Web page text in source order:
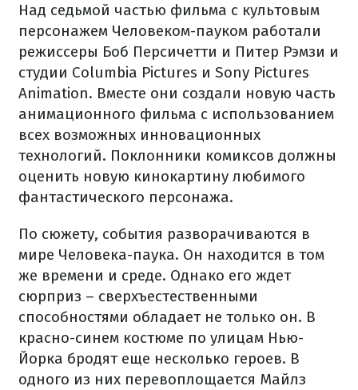
Над седьмой частью фильма с культовым
персонажем Человеком-пауком работали
режиссеры Боб Персичетти и Питер Рэмзи и
студии Columbia Pictures и Sony Pictures
Animation. Вместе они создали новую часть
анимационного фильма с использованием
всех возможных инновационных
технологий. Поклонники комиксов должны
оценить новую кинокартину любимого
фантастического персонажа.
По сюжету, события разворачиваются в
мире Человека-паука. Он находится в том
же времени и среде. Однако его ждет
сюрприз – сверхъестественными
способностями обладает не только он. В
красно-синем костюме по улицам Нью-
Йорка бродят еще несколько героев. В
одного из них перевоплощается Майлз